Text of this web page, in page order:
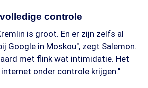
controle
is groot. En er zijn zelfs al
Google in Moskou", zegt Salemon.
met flink wat intimidatie. Het
onder controle krijgen."